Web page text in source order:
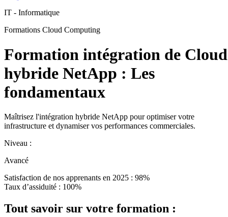
IT - Informatique
Formations Cloud Computing
Formation intégration de Cloud
hybride NetApp : Les
fondamentaux
Maîtrisez l'intégration hybride NetApp pour optimiser votre
infrastructure et dynamiser vos performances commerciales.
Niveau :
Avancé
Satisfaction de nos apprenants en 2025 : 98%
Taux d’assiduité : 100%
Tout savoir sur votre formation :